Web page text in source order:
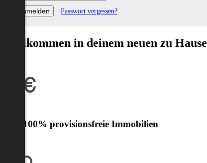
Passwort vergessen?
Willkommen in deinem neuen zu Hause
Nur 100% provisionsfreie Immobilien